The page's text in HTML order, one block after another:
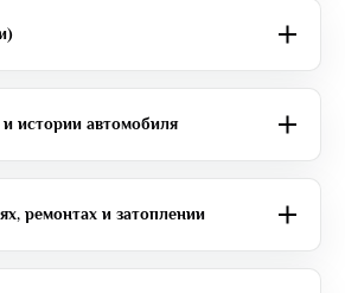
истории автомобиля
ремонтах и затоплении